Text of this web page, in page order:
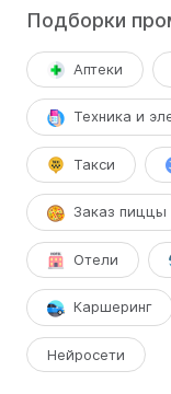
Подборки
Аптеки
Техника и
Такси
Заказ пиццы
Отели
Каршеринг
Нейросети